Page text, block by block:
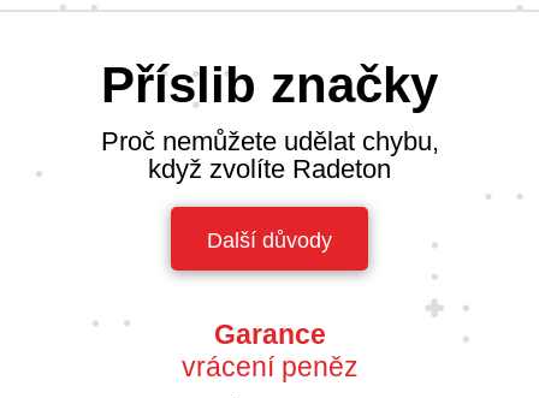
Příslib značky
Proč nemůžete udělat chybu,
když zvolíte Radeton
Další důvody
Garance
vrácení peněz